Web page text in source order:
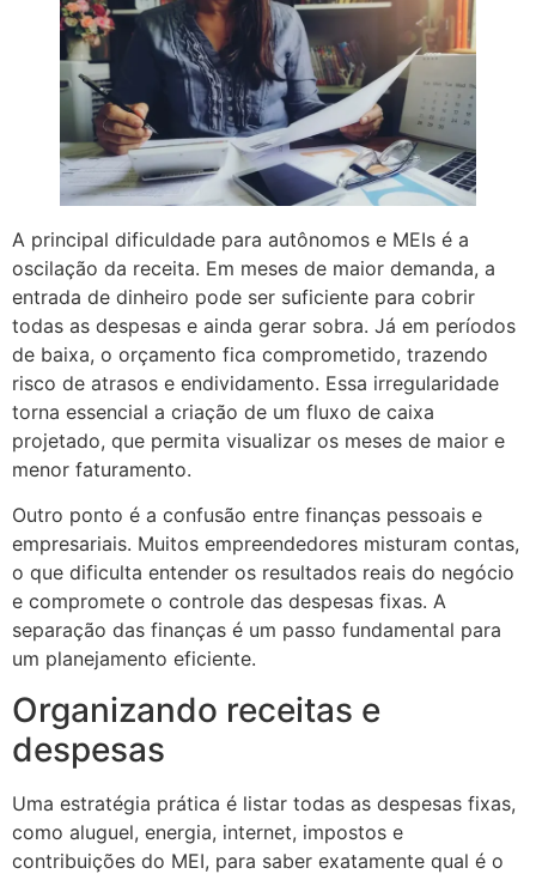
A principal dificuldade para autônomos e MEIs é a
oscilação da receita. Em meses de maior demanda, a
entrada de dinheiro pode ser suficiente para cobrir
todas as despesas e ainda gerar sobra. Já em períodos
de baixa, o orçamento fica comprometido, trazendo
risco de atrasos e endividamento. Essa irregularidade
torna essencial a criação de um fluxo de caixa
projetado, que permita visualizar os meses de maior e
menor faturamento.
Outro ponto é a confusão entre finanças pessoais e
empresariais. Muitos empreendedores misturam contas,
o que dificulta entender os resultados reais do negócio
e compromete o controle das despesas fixas. A
separação das finanças é um passo fundamental para
um planejamento eficiente.
Organizando receitas e
despesas
Uma estratégia prática é listar todas as despesas fixas,
como aluguel, energia, internet, impostos e
contribuições do MEI, para saber exatamente qual é o